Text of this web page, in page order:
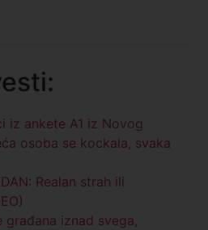
iz ankete A1 iz Novog
osoba se kockala, svaka
Realan strah ili
građana iznad svega,